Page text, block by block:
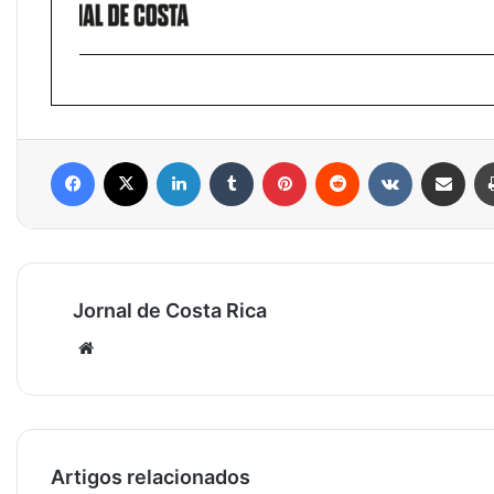
Facebook Linkedin Tumblr Pinterest Reddit Compartilhar via e-mail
Jornal de Costa Rica
Artigos relacionados